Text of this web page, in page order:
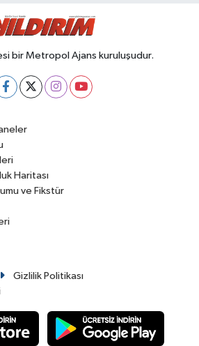
bir Metropol Ajans kuruluşudur.
Haritası
ve Fikstür
Gizlilik Politikası